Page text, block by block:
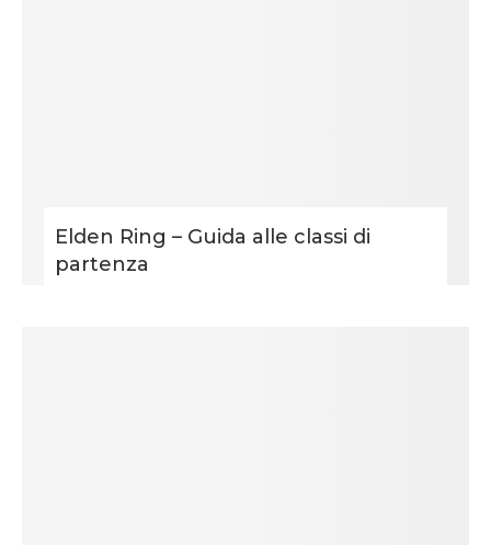
Elden Ring – Guida alle classi di
partenza